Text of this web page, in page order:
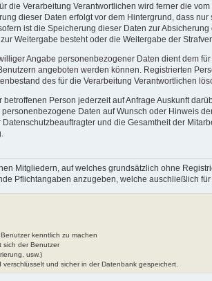
die Verarbeitung Verantwortlichen wird ferner die
dieser Daten erfolgt vor dem Hintergrund, dass
ist die Speicherung dieser Daten zur
Weitergabe besteht oder die Weitergabe der
Angabe personenbezogener Daten dient dem
angeboten werden können. Registrierten
des für die Verarbeitung Verantwortlichen
Person jederzeit auf Anfrage Auskunft
Daten auf Wunsch oder Hinweis
und die Gesamtheit der
Mitgliedern, auf welches grundsätzlich ohne
Pflichtangaben anzugeben, welche auschließlich
kenntlich zu machen
sich der Benutzer
usw.)
und sicher in der Datenbank gespeichert.